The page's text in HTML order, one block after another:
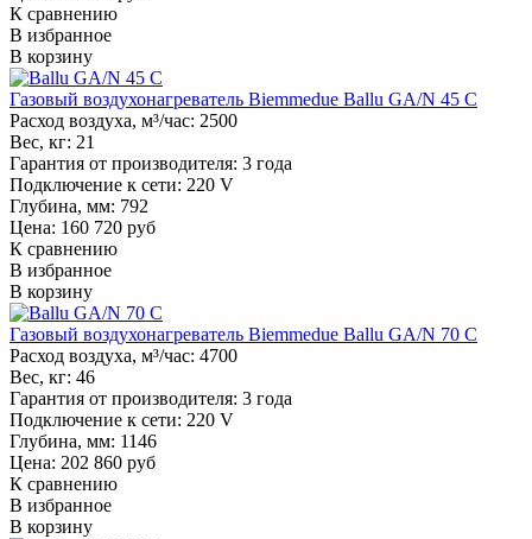
К сравнению
В избранное
В корзину
Газовый воздухонагреватель Biemmedue Ballu GA/N 45 C
Расход воздуха, м³/час: 2500
Вес, кг: 21
Гарантия от производителя: 3 года
Подключение к сети: 220 V
Глубина, мм: 792
Цена: 160 720 руб
К сравнению
В избранное
В корзину
Газовый воздухонагреватель Biemmedue Ballu GA/N 70 C
Расход воздуха, м³/час: 4700
Вес, кг: 46
Гарантия от производителя: 3 года
Подключение к сети: 220 V
Глубина, мм: 1146
Цена: 202 860 руб
К сравнению
В избранное
В корзину